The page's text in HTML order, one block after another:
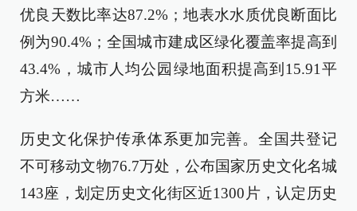
优良天数比率达87.2%；地表水水质优良断面比
例为90.4%；全国城市建成区绿化覆盖率提高到
43.4%，城市人均公园绿地面积提高到15.91平
方米……
历史文化保护传承体系更加完善。全国共登记
不可移动文物76.7万处，公布国家历史文化名城
143座，划定历史文化街区近1300片，认定历史